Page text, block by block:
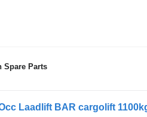
Spare Parts
Laadlift BAR cargolift